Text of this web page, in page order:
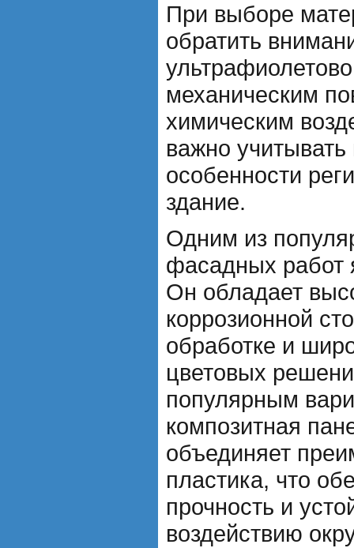
При выборе
обратить
механическим
химическим
важно
особенности
здание.
Одним из
фасадных работ
Он обладает
коррозионной
обработке и
цветовых
популярным
композитная
объединяет
пластика, что
прочность и
воздействию